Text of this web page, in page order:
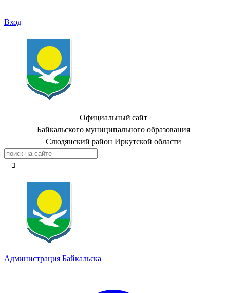
Вход
Официальный сайт
Байкальского муниципального образования
Слюдянский район Иркутской области
Администрация Байкальска